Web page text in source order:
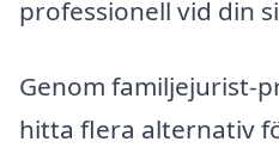
professionell vid din
Genom familjejurist-
hitta flera alternativ